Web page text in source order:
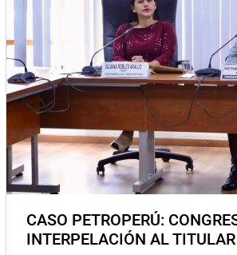
CASO PETROPERÚ:
INTERPELACIÓN AL